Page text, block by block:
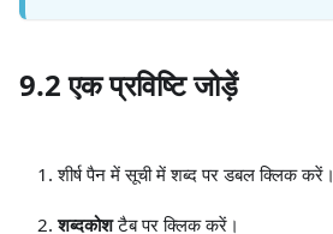
9.2 एक प्रविष्टि जोड़ें
शीर्ष पैन में सूची में शब्द पर डबल क्लिक करें।
शब्दकोशटैब पर क्लिक करें।